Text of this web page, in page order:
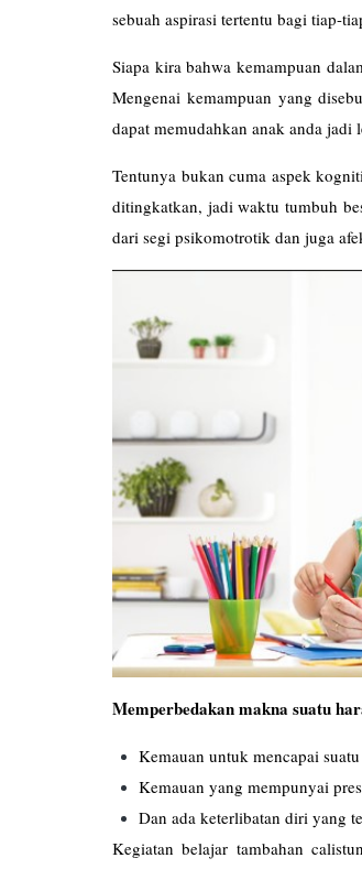
sebuah aspirasi tertentu bagi tiap-
Siapa kira bahwa kemampuan
Mengenai kemampuan yang
dapat memudahkan anak anda
Tentunya bukan cuma aspek
ditingkatkan, jadi waktu tumbuh
dari segi psikomotrotik dan juga
Memperbedakan makna suatu
Kemauan untuk mencapai
Kemauan yang mempunyai
Dan ada keterlibatan diri yang
Kegiatan belajar tambahan